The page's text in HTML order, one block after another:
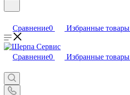
Сравнение0 Избранные товары
Сравнение0 Избранные товары